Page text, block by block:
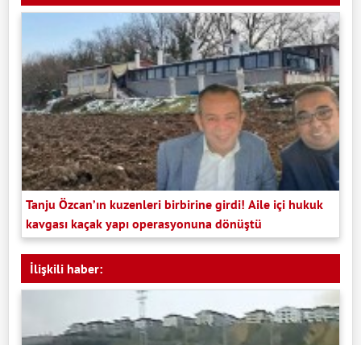
Tanju Özcan’ın kuzenleri birbirine girdi! Aile içi hukuk
kavgası kaçak yapı operasyonuna dönüştü
İlişkili haber: